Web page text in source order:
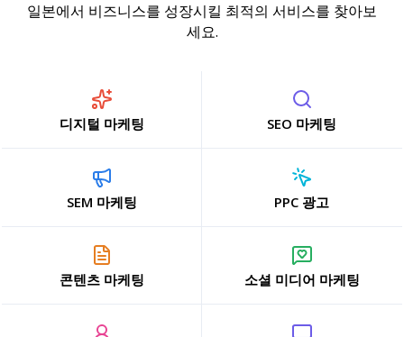
일본에서 비즈니스를 성장시킬 최적의 서비스를 찾아보
세요.
디지털 마케팅 SEO 마케팅
SEM 마케팅 PPC 광고
콘텐츠 마케팅 소셜 미디어 마케팅